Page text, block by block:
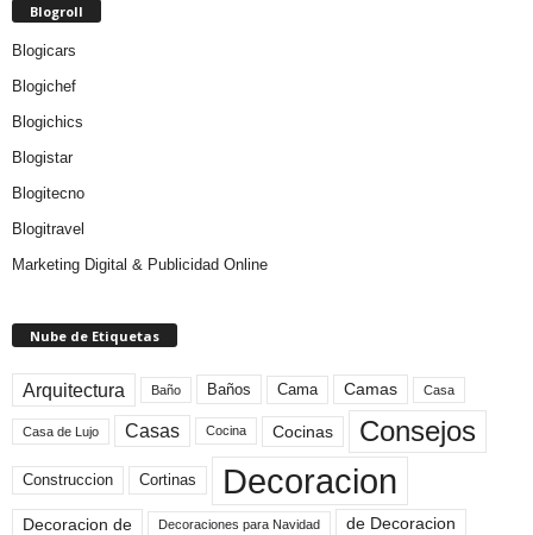
Blogroll
Blogicars
Blogichef
Blogichics
Blogistar
Blogitecno
Blogitravel
Marketing Digital & Publicidad Online
Nube de Etiquetas
Arquitectura Baño Baños Cama Camas Casa
Casa de Lujo Casas Cocina Cocinas Consejos
Construccion Cortinas Decoracion
Decoracion de Decoraciones para Navidad de Decoracion